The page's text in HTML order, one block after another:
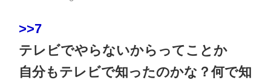
>>7
テレビでやらないからってことか
自分もテレビで知ったのかな？何で知